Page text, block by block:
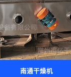
南通干燥机